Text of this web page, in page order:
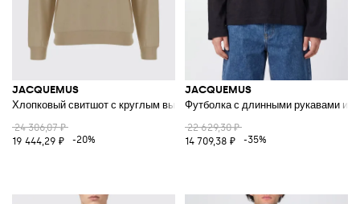
JACQUEMUS
Хлопковый свитшот с круглым вырезом и логотипом
24 306,07 ₽
19 444,29 ₽
-20%
JACQUEMUS
Футболка с длинными рукавами из
22 629,30 ₽
14 709,38 ₽
-35%